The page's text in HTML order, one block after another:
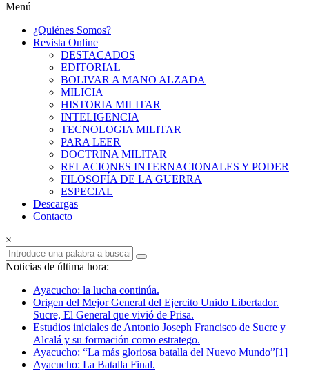
Armas
Menú
¿Quiénes Somos?
Revista Online
DESTACADOS
EDITORIAL
BOLIVAR A MANO ALZADA
MILICIA
HISTORIA MILITAR
INTELIGENCIA
TECNOLOGIA MILITAR
PARA LEER
DOCTRINA MILITAR
RELACIONES INTERNACIONALES Y PODER
FILOSOFÍA DE LA GUERRA
ESPECIAL
Descargas
Contacto
×
Noticias de última hora:
Ayacucho: la lucha continúa.
Origen del Mejor General del Ejercito Unido Libertador.
Sucre, El General que vivió de Prisa.
Estudios iniciales de Antonio Joseph Francisco de Sucre y
Alcalá y su formación como estratego.
Ayacucho: “La más gloriosa batalla del Nuevo Mundo”[1]
Ayacucho: La Batalla Final.